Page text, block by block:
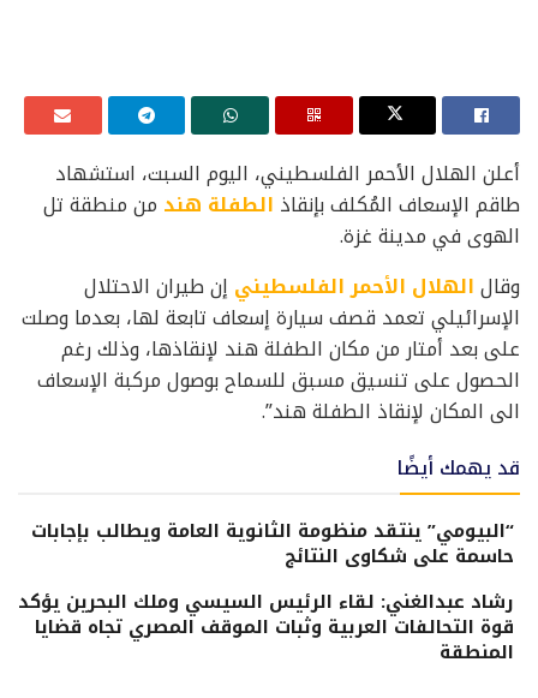
أعلن الهلال الأحمر الفلسطيني، اليوم السبت، استشهاد
طاقم الإسعاف المُكلف بإنقاذ الطفلة هند من منطقة تل
الهوى في مدينة غزة.
وقالالهلال الأحمر الفلسطيني إن طيران الاحتلال
الإسرائيلي تعمد قصف سيارة إسعاف تابعة لها، بعدما وصلت
على بعد أمتار من مكان الطفلة هند لإنقاذها، وذلك رغم
الحصول على تنسيق مسبق للسماح بوصول مركبة الإسعاف
الى المكان لإنقاذ الطفلة هند”.
قد يهمك أيضًا
“البيومي” ينتقد منظومة الثانوية العامة ويطالب بإجابات
حاسمة على شكاوى النتائج
رشاد عبدالغني: لقاء الرئيس السيسي وملك البحرين يؤكد
قوة التحالفات العربية وثبات الموقف المصري تجاه قضايا
المنطقة